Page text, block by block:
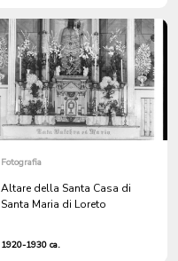
Fotografia
Altare della Santa Casa di
Santa Maria di Loreto
1920-1930 ca.